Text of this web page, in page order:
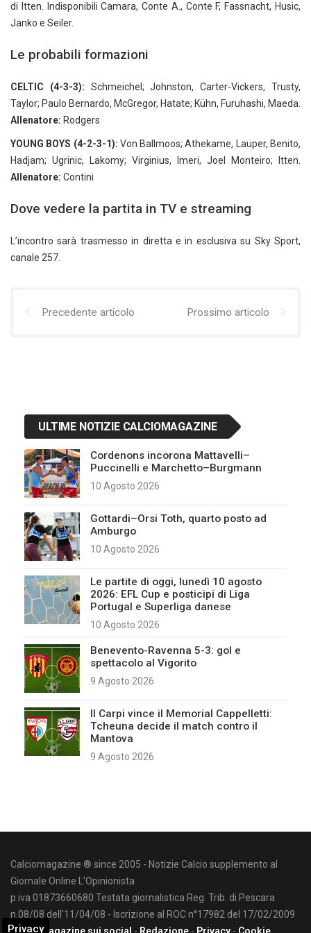
di Itten. Indisponibili Camara, Conte A., Conte F, Fassnacht, Husic,
Janko e Seiler.
Le probabili formazioni
CELTIC (4-3-3): Schmeichel; Johnston, Carter-Vickers, Trusty,
Taylor; Paulo Bernardo, McGregor, Hatate; Kühn, Furuhashi, Maeda.
Allenatore: Rodgers
YOUNG BOYS (4-2-3-1): Von Ballmoos; Athekame, Lauper, Benito,
Hadjam; Ugrinic, Lakomy; Virginius, Imeri, Joel Monteiro; Itten.
Allenatore: Contini
Dove vedere la partita in TV e streaming
L’incontro sarà trasmesso in diretta e in esclusiva su Sky Sport,
canale 257.
Precedente articolo Prossimo articolo
ULTIME NOTIZIE CALCIOMAGAZINE
Cordenons incorona Mattavelli–
Puccinelli e Marchetto–Burgmann
10 Agosto 2026
Gottardi–Orsi Toth, quarto posto ad
Amburgo
10 Agosto 2026
Le partite di oggi, lunedì 10 agosto
2026: EFL Cup e posticipi di Liga
Portugal e Superliga danese
10 Agosto 2026
Benevento-Ravenna 5-3: gol e
spettacolo al Vigorito
9 Agosto 2026
Il Carpi vince il Memorial Cappelletti:
Tcheuna decide il match contro il
Mantova
9 Agosto 2026
Calciomagazine ® since 2005 - Notizie Calcio supplemento al
Giornale Online L'Opinionista
p.iva 01873660680 Testata giornalistica Reg. Trib. di Pescara
n.08/08 dell'11/04/08 - Iscrizione al ROC n°17982 del 17/02/2009
Privacy